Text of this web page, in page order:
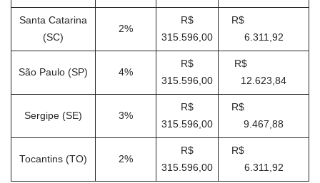
Santa Catarina
(SC)
2%
R$
315.596,00
R$
6.311,92
São Paulo (SP) 4%
R$
315.596,00
R$
12.623,84
Sergipe (SE) 3%
R$
315.596,00
R$
9.467,88
Tocantins (TO) 2%
R$
315.596,00
R$
6.311,92